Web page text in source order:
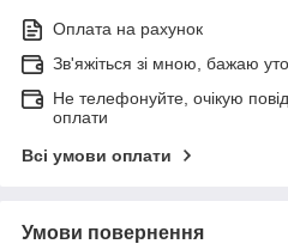
Оплата на рахунок
Зв'яжіться зі мною, бажаю
Не телефонуйте, очікую
оплати
Всі умови оплати
Умови повернення